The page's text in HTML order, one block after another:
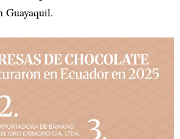
Guayaquil.